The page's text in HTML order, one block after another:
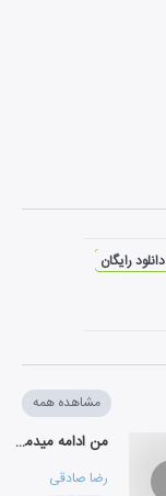
دانلود رایگان
مشاهده همه
من ادامه میدمت
رضا صادقی